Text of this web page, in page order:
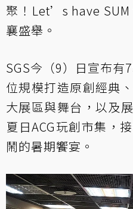
聚！Let’s have
襄盛舉。
SGS今（9）日宣布有
位規模打造原創經典
大展區與舞台，以及
夏日ACG玩創市集，
鬧的暑期饗宴。